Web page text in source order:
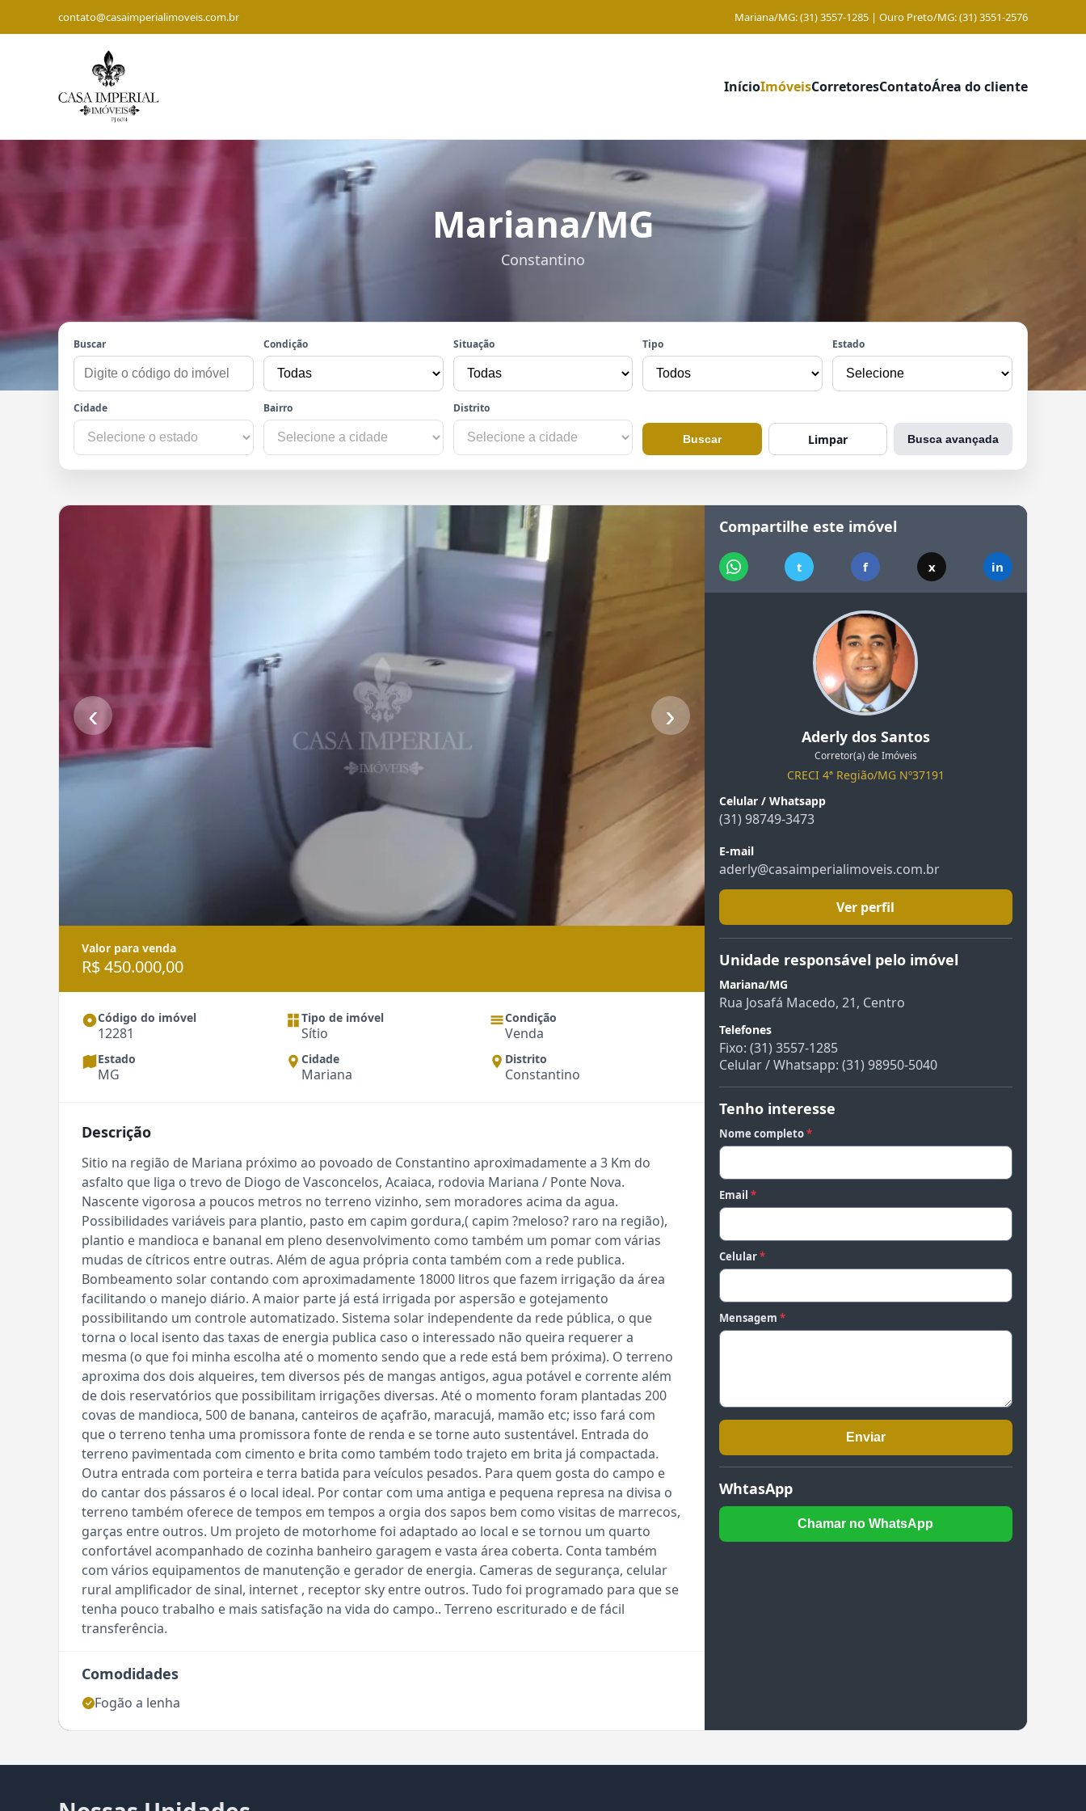
contato@casaimperialimoveis.com.br Mariana/MG: (31) 3557-1285 | Ouro Preto/MG: (31) 3551-2576
InícioImóveisCorretoresContatoÁrea do cliente
Mariana/MG
Constantino
Buscar Condição Situação Tipo Estado
Cidade Bairro Distrito
Buscar Limpar Busca avançada
‹ ›
Valor para venda
R$ 450.000,00
Código do imóvel
12281
Tipo de imóvel
Sítio
Condição
Venda
Estado
MG
Cidade
Mariana
Distrito
Constantino
Descrição
Sitio na região de Mariana próximo ao povoado de Constantino aproximadamente a 3 Km do
asfalto que liga o trevo de Diogo de Vasconcelos, Acaiaca, rodovia Mariana / Ponte Nova.
Nascente vigorosa a poucos metros no terreno vizinho, sem moradores acima da agua.
Possibilidades variáveis para plantio, pasto em capim gordura,( capim ?meloso? raro na região),
plantio e mandioca e bananal em pleno desenvolvimento como também um pomar com várias
mudas de cítricos entre outras. Além de agua própria conta também com a rede publica.
Bombeamento solar contando com aproximadamente 18000 litros que fazem irrigação da área
facilitando o manejo diário. A maior parte já está irrigada por aspersão e gotejamento
possibilitando um controle automatizado. Sistema solar independente da rede pública, o que
torna o local isento das taxas de energia publica caso o interessado não queira requerer a
mesma (o que foi minha escolha até o momento sendo que a rede está bem próxima). O terreno
aproxima dos dois alqueires, tem diversos pés de mangas antigos, agua potável e corrente além
de dois reservatórios que possibilitam irrigações diversas. Até o momento foram plantadas 200
covas de mandioca, 500 de banana, canteiros de açafrão, maracujá, mamão etc; isso fará com
que o terreno tenha uma promissora fonte de renda e se torne auto sustentável. Entrada do
terreno pavimentada com cimento e brita como também todo trajeto em brita já compactada.
Outra entrada com porteira e terra batida para veículos pesados. Para quem gosta do campo e
do cantar dos pássaros é o local ideal. Por contar com uma antiga e pequena represa na divisa o
terreno também oferece de tempos em tempos a orgia dos sapos bem como visitas de marrecos,
garças entre outros. Um projeto de motorhome foi adaptado ao local e se tornou um quarto
confortável acompanhado de cozinha banheiro garagem e vasta área coberta. Conta também
com vários equipamentos de manutenção e gerador de energia. Cameras de segurança, celular
rural amplificador de sinal, internet , receptor sky entre outros. Tudo foi programado para que se
tenha pouco trabalho e mais satisfação na vida do campo.. Terreno escriturado e de fácil
transferência.
Comodidades
Fogão a lenha
Compartilhe este imóvel
t f x in
Aderly dos Santos
Corretor(a) de Imóveis
CRECI 4ª Região/MG Nº37191
Celular / Whatsapp
(31) 98749-3473
E-mail
aderly@casaimperialimoveis.com.br
Ver perfil
Unidade responsável pelo imóvel
Mariana/MG
Rua Josafá Macedo, 21, Centro
Telefones
Fixo: (31) 3557-1285
Celular / Whatsapp: (31) 98950-5040
Tenho interesse
Nome completo*
Email *
Celular*
Mensagem *
Enviar
WhtasApp
Chamar no WhatsApp